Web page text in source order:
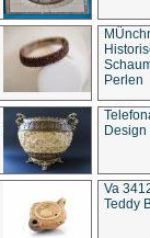
Perlen
Va
Teddy